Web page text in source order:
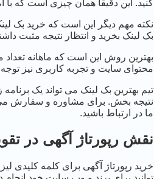
کنید. این دقیقاً همان چیزی است که با
نکته مهم دیگر این است که خرید بک
بک لینک بخرید و انتظار نتیجه مثبت
بهترین روش این است که ماهانه
محتوای سایت و تجربه کاربری نیز توجه
تیم بهترین بک لینک می تواند یک
ما در ارتباط باشید.
نقش رپورتاژ آگهی در
خرید رپورتاژ آگهی برای کلمه کلیدی